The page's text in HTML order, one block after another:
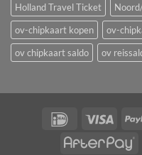
Holland Travel Ticket
ov-chipkaart kopen
ov-
ov chipkaart saldo
ov
IDeal Visa